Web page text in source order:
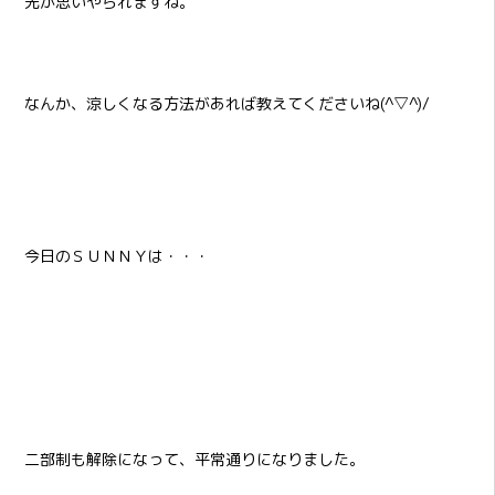
なんか、涼しくなる方法があれば教えてくださいね(^▽^)/
今日のＳＵＮＮＹは・・・
二部制も解除になって、平常通りになりました。